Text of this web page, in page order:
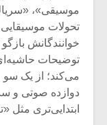
موسیقی»،
تحولات
خوانندگانش
توضیحات
می‌کند؛ از یک سو
دوازده صوتی و
ابتدایی‌تری مثل